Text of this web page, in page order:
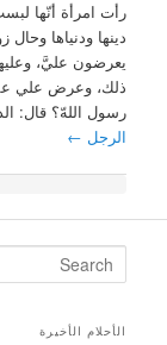
رأت امرأة أنّها
دينها ودنياها
يعرضون عليَّ،
ذلك، وعرض علي
رسول اللهّ؟ قال:
الرجل ←
Search
الأحلام الأخيرة